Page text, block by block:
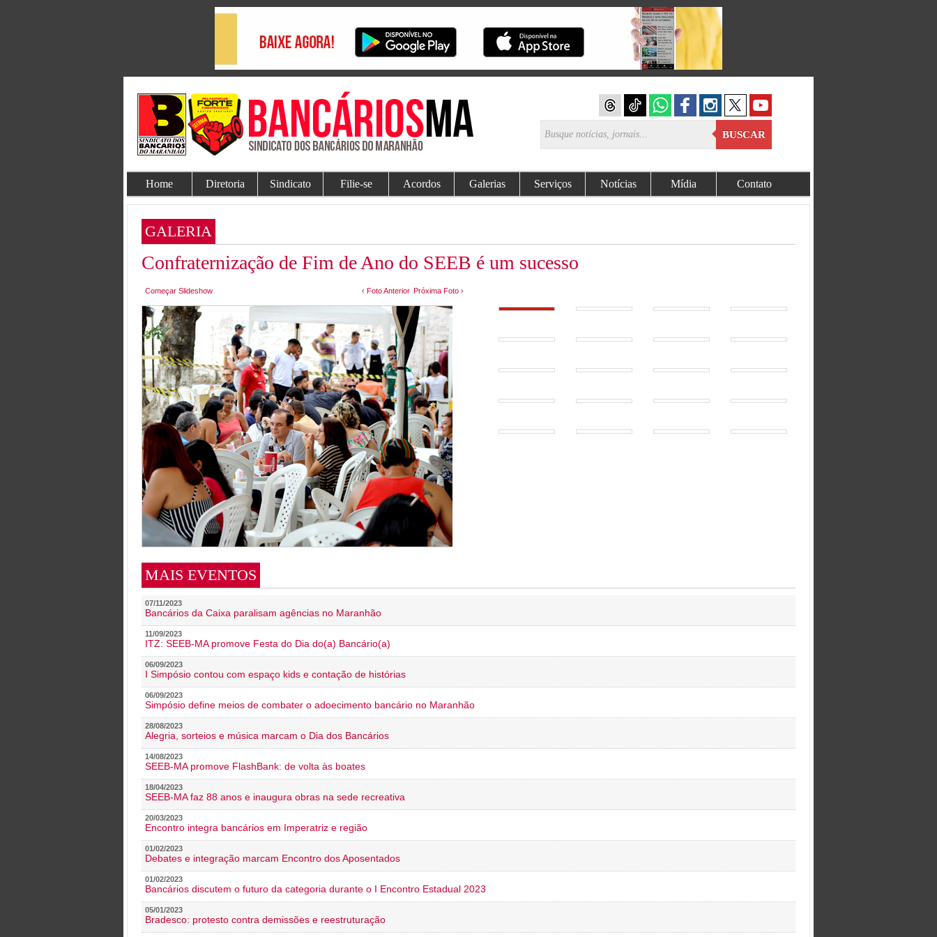
BUSCAR
Home Diretoria Sindicato Filie-se Acordos Galerias Serviços Notícias Mídia Contato
GALERIA
Confraternização de Fim de Ano do SEEB é um sucesso
Começar Slideshow ‹ Foto Anterior Próxima Foto ›
MAIS EVENTOS
07/11/2023
Bancários da Caixa paralisam agências no Maranhão
11/09/2023
ITZ: SEEB-MA promove Festa do Dia do(a) Bancário(a)
06/09/2023
I Simpósio contou com espaço kids e contação de histórias
06/09/2023
Simpósio define meios de combater o adoecimento bancário no Maranhão
28/08/2023
Alegria, sorteios e música marcam o Dia dos Bancários
14/08/2023
SEEB-MA promove FlashBank: de volta às boates
18/04/2023
SEEB-MA faz 88 anos e inaugura obras na sede recreativa
20/03/2023
Encontro integra bancários em Imperatriz e região
01/02/2023
Debates e integração marcam Encontro dos Aposentados
01/02/2023
Bancários discutem o futuro da categoria durante o I Encontro Estadual 2023
05/01/2023
Bradesco: protesto contra demissões e reestruturação